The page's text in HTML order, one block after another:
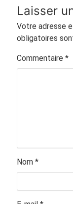
Laisser
Votre adresse
obligatoires
Commentaire *
Nom *